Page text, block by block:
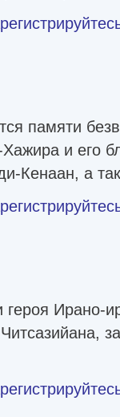
и корни
памяти
и его
Кенаан, а
героя Ирано-